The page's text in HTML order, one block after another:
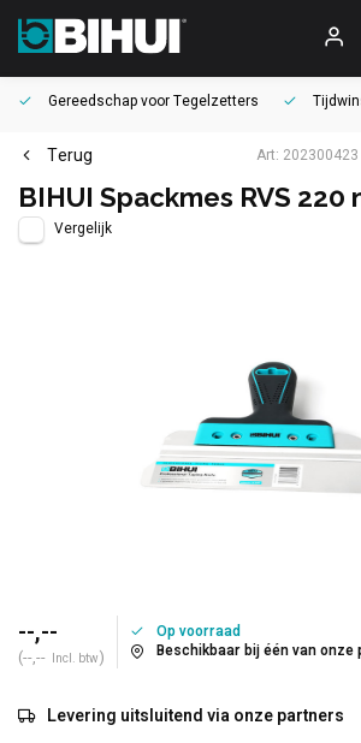
Gereedschap voorTegelzetters
Terug Art: 202300423
BIHUI Spackmes RVS 220
Vergelijk
--,--
(--,-- Incl. btw)
Op voorraad
Beschikbaar bij één van onze
Levering uitsluitend via onze partners